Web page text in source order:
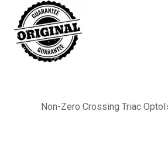
Non-Zero Crossing Triac